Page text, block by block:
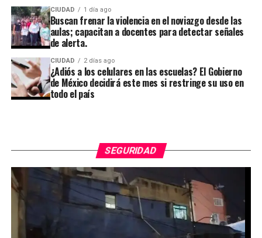
CIUDAD 1 día ago
Buscan frenar la violencia en el noviazgo desde las
aulas; capacitan a docentes para detectar señales
de alerta.
CIUDAD 2 días ago
¿Adiós a los celulares en las escuelas? El Gobierno
de México decidirá este mes si restringe su uso en
todo el país
SEGURIDAD